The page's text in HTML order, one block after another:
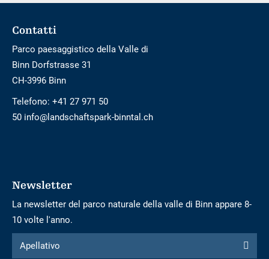
Footer
Contatti
Parco paesaggistico della Valle di
Binn Dorfstrasse 31
CH-3996 Binn
Telefono: +41 27 971 50
50 info@landschaftspark-binntal.ch
Newsletter
La newsletter del parco naturale della valle di Binn appare 8-
10 volte l'anno.
Modulo
per
Apellativo
Apellativo